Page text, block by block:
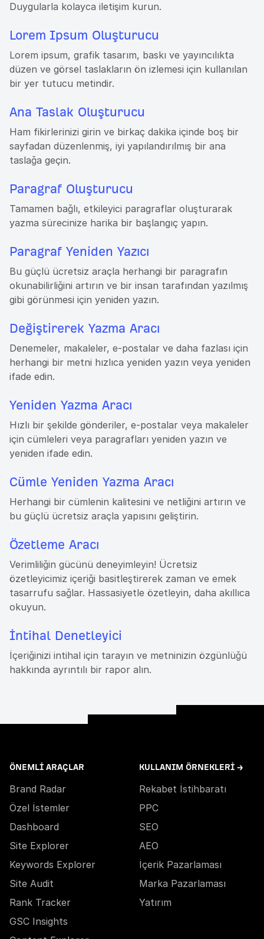
Duygularla kolayca iletişim kurun.
Lorem Ipsum Oluşturucu
Lorem ipsum, grafik tasarım, baskı ve yayıncılıkta
düzen ve görsel taslakların ön izlemesi için kullanılan
bir yer tutucu metindir.
Ana Taslak Oluşturucu
Ham fikirlerinizi girin ve birkaç dakika içinde boş bir
sayfadan düzenlenmiş, iyi yapılandırılmış bir ana
taslağa geçin.
Paragraf Oluşturucu
Tamamen bağlı, etkileyici paragraflar oluşturarak
yazma sürecinize harika bir başlangıç yapın.
Paragraf Yeniden Yazıcı
Bu güçlü ücretsiz araçla herhangi bir paragrafın
okunabilirliğini artırın ve bir insan tarafından yazılmış
gibi görünmesi için yeniden yazın.
Değiştirerek Yazma Aracı
Denemeler, makaleler, e-postalar ve daha fazlası için
herhangi bir metni hızlıca yeniden yazın veya yeniden
ifade edin.
Yeniden Yazma Aracı
Hızlı bir şekilde gönderiler, e-postalar veya makaleler
için cümleleri veya paragrafları yeniden yazın ve
yeniden ifade edin.
Cümle Yeniden Yazma Aracı
Herhangi bir cümlenin kalitesini ve netliğini artırın ve
bu güçlü ücretsiz araçla yapısını geliştirin.
Özetleme Aracı
Verimliliğin gücünü deneyimleyin! Ücretsiz
özetleyicimiz içeriği basitleştirerek zaman ve emek
tasarrufu sağlar. Hassasiyetle özetleyin, daha akıllıca
okuyun.
İntihal Denetleyici
İçeriğinizi intihal için tarayın ve metninizin özgünlüğü
hakkında ayrıntılı bir rapor alın.
ÖNEMLI ARAÇLAR
Brand Radar
Özel İstemler
Dashboard
Site Explorer
Keywords Explorer
Site Audit
Rank Tracker
GSC Insights
KULLANIM ÖRNEKLERI →
Rekabet İstihbaratı
PPC
SEO
AEO
İçerik Pazarlaması
Marka Pazarlaması
Yatırım